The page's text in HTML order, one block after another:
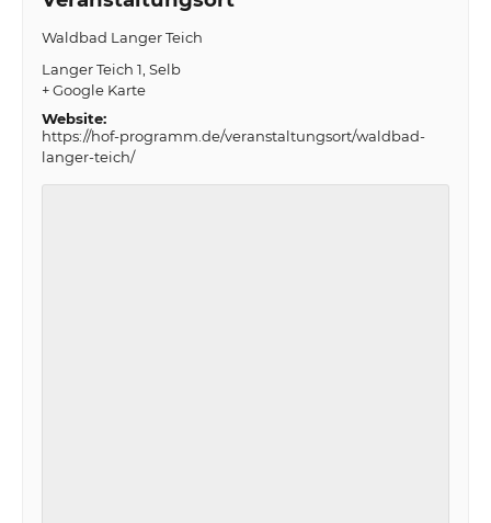
Waldbad Langer Teich
Langer Teich 1 Selb
+ Google Karte
Website:
https://hof-programm.de/veranstaltungsort/waldbad-
langer-teich/